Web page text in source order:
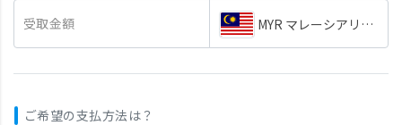
受取金額 MYR マレーシアリンギッ
ご希望の支払方法は？